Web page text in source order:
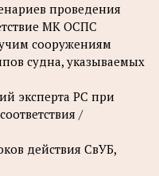
проведения
МК ОСПС
сооружениям
судна, указываемых
эксперта РС при
/
действия СвУБ,